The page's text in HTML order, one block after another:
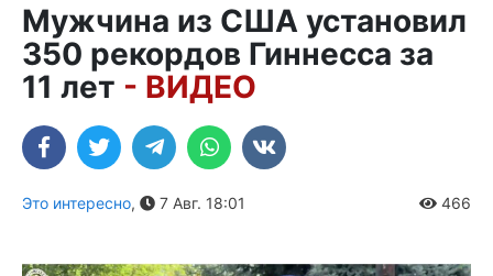
Мужчина из США установил
350 рекордов Гиннесса за
11 лет - ВИДЕО
Это интересно, 7 Авг. 18:01 466